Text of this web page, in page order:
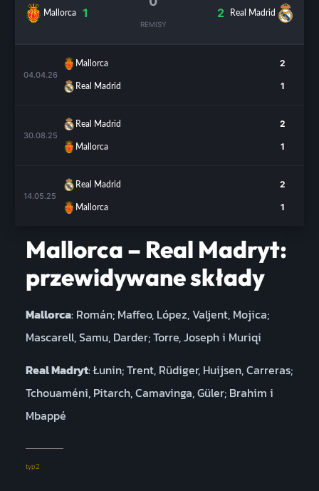
Mallorca 1
REMISY
2 Real Madrid
04.04.26
Mallorca
Real Madrid
2
1
30.08.25
Real Madrid
Mallorca
2
1
14.05.25
Real Madrid
Mallorca
2
1
Mallorca – Real Madryt:
przewidywane składy
Mallorca: Román; Maffeo, López, Valjent, Mojica;
Mascarell, Samu, Darder; Torre, Joseph i Muriqi
Real Madryt: Łunin; Trent, Rüdiger, Huijsen, Carreras;
Tchouaméni, Pitarch, Camavinga, Güler; Brahim i
Mbappé
typ2